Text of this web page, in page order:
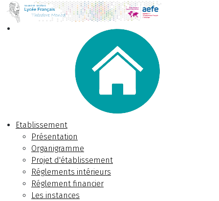
Etablissement
Présentation
Organigramme
Projet d'établissement
Réglements intérieurs
Réglement financier
Les instances